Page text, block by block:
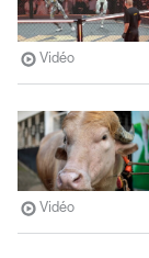
Vidéo
Vidéo